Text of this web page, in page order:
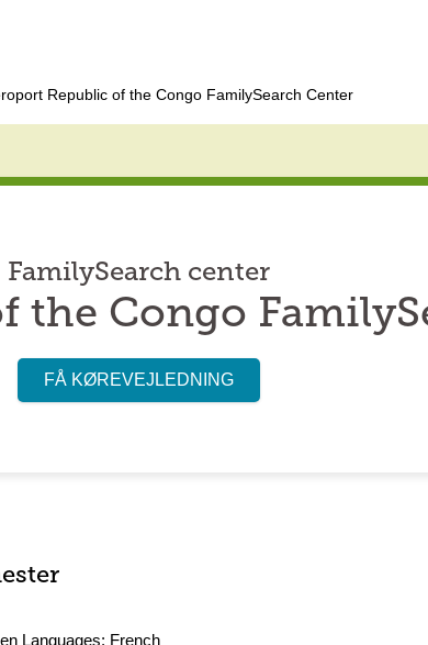
Republic of the Congo FamilySearch Center
FamilySearch center
the Congo
FÅ KØREVEJLEDNING
Languages: French